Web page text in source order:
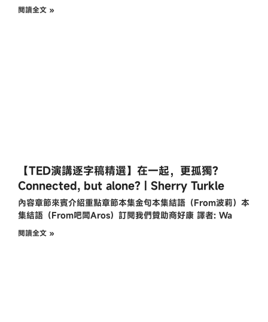
閱讀全文 »
【TED演講逐字稿精選】在一起，更孤獨?
Connected, but alone? | Sherry Turkle
內容章節來賓介紹重點章節本集金句本集結語（From波莉）本
集結語（From吧闆Aros）訂閱我們贊助商好康 譯者: Wa
閱讀全文 »